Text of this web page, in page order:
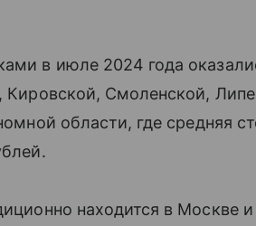
в июле 2024 года
Кировской, Смоленской,
области, где средняя
находится в Москве и